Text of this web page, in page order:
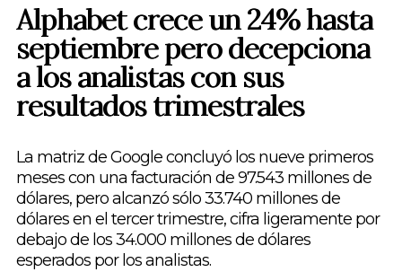
Alphabet crece un 24% hasta
septiembre pero decepciona
a los analistas con sus
resultados trimestrales
La matriz de Google concluyó los nueve primeros
meses con una facturación de 97.543 millones de
dólares, pero alcanzó sólo 33.740 millones de
dólares en el tercer trimestre, cifra ligeramente por
debajo de los 34.000 millones de dólares
esperados por los analistas.